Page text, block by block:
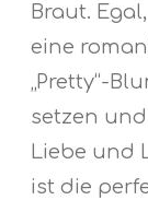
Braut.
eine
„Pretty“-
setzen
Liebe und
ist die